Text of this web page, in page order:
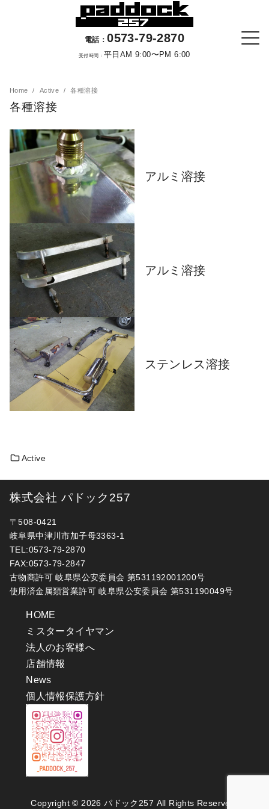
電話：0573-79-2870
受付時間：平日AM 9:00〜PM 6:00
Home Active 各種溶接
各種溶接
アルミ溶接
アルミ溶接
ステンレス溶接
Active
株式会社 パドック257
〒508-0421
岐阜県中津川市加子母3363-1
TEL:0573-79-2870
FAX:0573-79-2847
古物商許可 岐阜県公安委員会 第531192001200号
使用済金属類営業許可 岐阜県公安委員会 第531190049号
HOME
ミスタータイヤマン
法人のお客様へ
店舗情報
News
個人情報保護方針
Copyright © 2026パドック257 All Rights Reserved.